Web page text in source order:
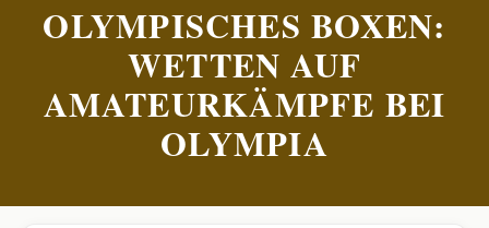
OLYMPISCHES BOXEN:
WETTEN AUF
AMATEURKÄMPFE BEI
OLYMPIA